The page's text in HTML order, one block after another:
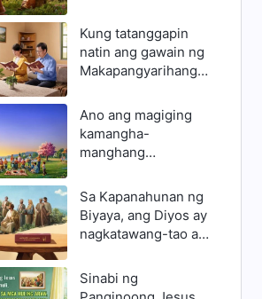
ang pagkakatawang-
tao ng Diyos, Hindi
ko naintindihan ang
katotohanan ng
Kung ang
pagpapakita ng
Panginoon sa
ay katulad ng kung
paano nagkatawang-
tao ang Panginoong
gawin ang Kanyang
Kung tatanggapin
natin ang gawain ng
Makapangyarihang
araw, paano tayo
maghahanap para
matanggap ang daan
ng walang hanggang
Ano ang magiging
kamangha-
manghang
sangkatauhan
Sa Kapanahunan ng
Biyaya, ang Diyos ay
nagkatawang-tao at
para sa kasalanan ng
sangkatauhan, sa
Sinabi ng